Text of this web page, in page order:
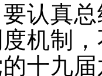
认真
机制
十九